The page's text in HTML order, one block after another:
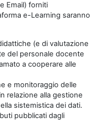
Email) forniti
e-Learning saranno
(e di valutazione
del personale docente
a cooperare alle
e monitoraggio delle
relazione alla gestione
sistemistica dei dati.
pubblicati dagli